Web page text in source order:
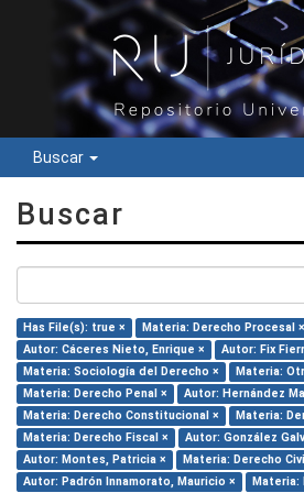
Buscar
Buscar
Has File(s): true ×
Materia: Derecho Procesal ×
Autor: Cáceres Nieto, Enrique ×
Autor: Fix
Materia: Sociología del Derecho ×
Materia:
Materia: Derecho Penal ×
Autor: Hernández
Materia: Derecho Constitucional ×
Materia:
Materia: Derecho Fiscal ×
Autor: González
Autor: Montes, Patricia ×
Materia: Derecho
Autor: Padrón Innamorato, Mauricio ×
Materia: